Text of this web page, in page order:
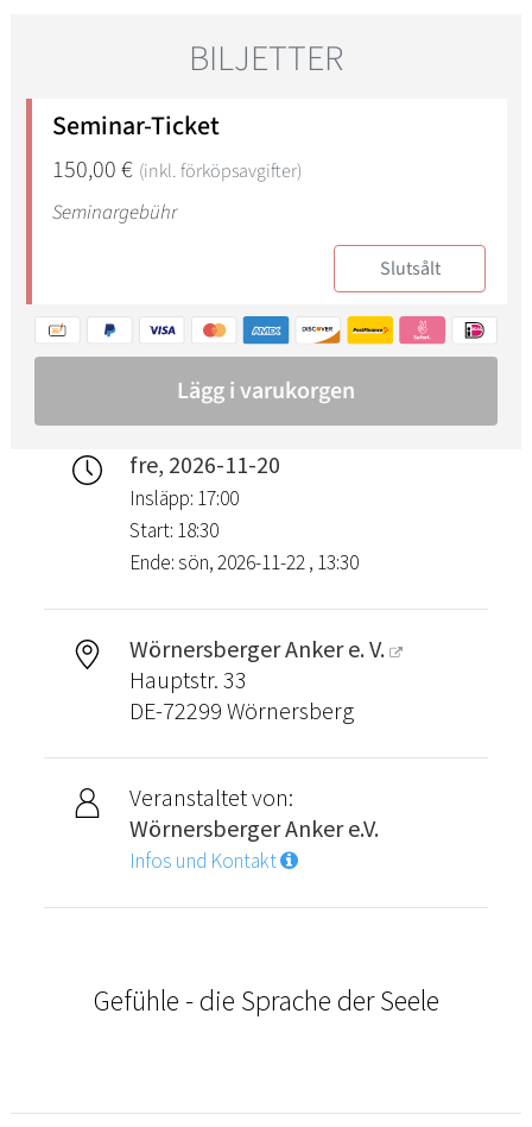
fre, 2026-11-20
Insläpp: 17:00
Start: 18:30
Ende: sön, 2026-11-22 , 13:30
Wörnersberger Anker e. V.
Hauptstr. 33
DE-72299 Wörnersberg
Veranstaltet von:
Wörnersberger Anker e.V.
Infos und Kontakt
Gefühle - die Sprache der Seele